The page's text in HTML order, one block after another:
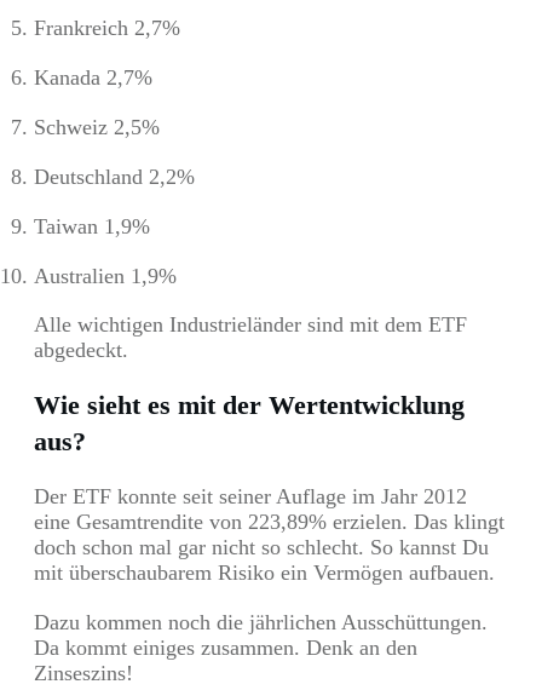
Frankreich 2,7%
Kanada 2,7%
Schweiz 2,5%
Deutschland 2,2%
Taiwan 1,9%
Australien 1,9%
Alle wichtigen Industrieländer sind mit dem ETF
abgedeckt.
Wie sieht es mit der Wertentwicklung
aus?
Der ETF konnte seit seiner Auflage im Jahr 2012
eine Gesamtrendite von 223,89% erzielen. Das klingt
doch schon mal gar nicht so schlecht. So kannst Du
mit überschaubarem Risiko ein Vermögen aufbauen.
Dazu kommen noch die jährlichen Ausschüttungen.
Da kommt einiges zusammen. Denk an den
Zinseszins!